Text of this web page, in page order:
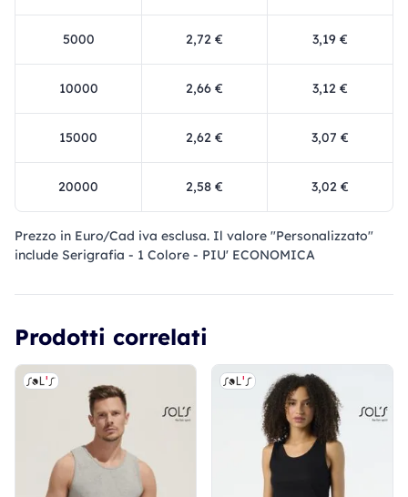
5000 2,72 € 3,19 €
10000 2,66 € 3,12 €
15000 2,62 € 3,07 €
20000 2,58 € 3,02 €
Prezzo in Euro/Cad iva esclusa. Il valore "Personalizzato"
include Serigrafia - 1 Colore - PIU' ECONOMICA
Prodotti correlati